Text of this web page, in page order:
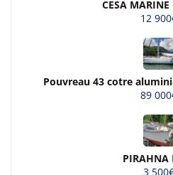
CESA MARINE
12
Pouvreau 43 cotre
89
PIRAHNA
3